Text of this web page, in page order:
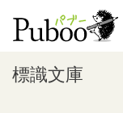
標識文庫